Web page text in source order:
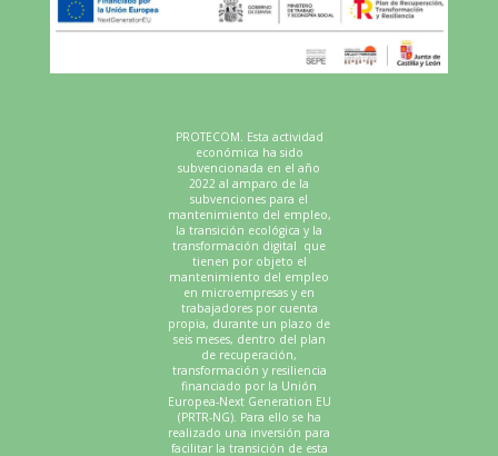
PROTECOM. Esta actividad
económica ha sido
subvencionada en el año
2022 al amparo de la
subvenciones para el
mantenimiento del empleo,
la transición ecológica y la
transformación digital que
tienen por objeto el
mantenimiento del empleo
en microempresas y en
trabajadores por cuenta
propia, durante un plazo de
seis meses, dentro del plan
de recuperación,
transformación y resiliencia
financiado por la Unión
Europea-Next Generation EU
(PRTR-NG). Para ello se ha
realizado una inversión para
facilitar la transición de esta